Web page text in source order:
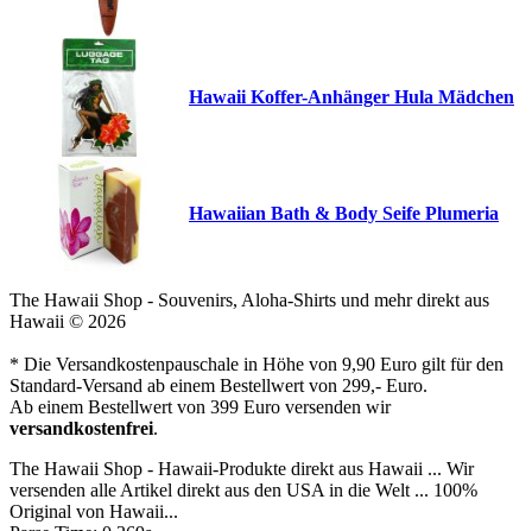
Hawaii Koffer-Anhänger Hula Mädchen
Hawaiian Bath & Body Seife Plumeria
The Hawaii Shop - Souvenirs, Aloha-Shirts und mehr direkt aus
Hawaii © 2026
* Die Versandkostenpauschale in Höhe von 9,90 Euro gilt für den
Standard-Versand ab einem Bestellwert von 299,- Euro.
Ab einem Bestellwert von 399 Euro versenden wir
versandkostenfrei.
The Hawaii Shop - Hawaii-Produkte direkt aus Hawaii ... Wir
versenden alle Artikel direkt aus den USA in die Welt ... 100%
Original von Hawaii...